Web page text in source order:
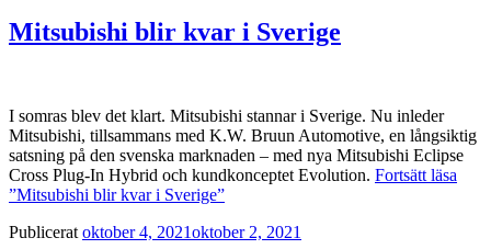
Mitsubishi blir kvar i Sverige
I somras blev det klart. Mitsubishi stannar i Sverige. Nu inleder
Mitsubishi, tillsammans med K.W. Bruun Automotive, en långsiktig
satsning på den svenska marknaden – med nya Mitsubishi Eclipse
Cross Plug-In Hybrid och kundkonceptet Evolution. Fortsätt läsa
”Mitsubishi blir kvar i Sverige”
Publicerat oktober 4, 2021oktober 2, 2021